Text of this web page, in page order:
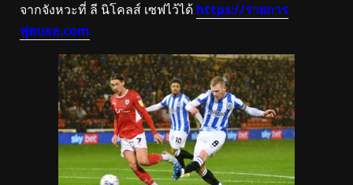
จากจังหวะที่ ลี นิโคลส์ เซฟไว้ได้ https://รายการ
ฟุตบอล.com